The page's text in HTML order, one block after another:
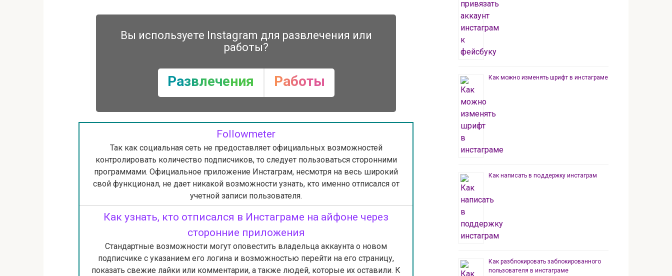
Вы используете Instagram для развлечения или
работы?
Развлечения Работы
Followmeter
Так как социальная сеть не предоставляет официальных возможностей
контролировать количество подписчиков, то следует пользоваться сторонними
программами. Официальное приложение Инстаграм, несмотря на весь широкий
свой функционал, не дает никакой возможности узнать, кто именно отписался от
учетной записи пользователя.
Как узнать, кто отписался в Инстаграме на айфоне через
сторонние приложения
Стандартные возможности могут оповестить владельца аккаунта о новом
подписчике с указанием его логина и возможностью перейти на его страницу,
показать свежие лайки или комментарии, а также людей, которые их оставили. К
Как можно изменять шрифт в инстаграме
Как написать в поддержку инстаграм
Как разблокировать заблокированного
пользователя в инстаграме